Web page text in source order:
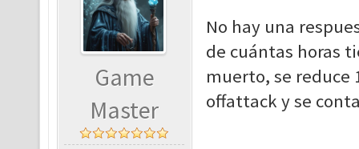
Game
Master
No hay una
de cuántas horas
muerto, se reduce
offattack y se